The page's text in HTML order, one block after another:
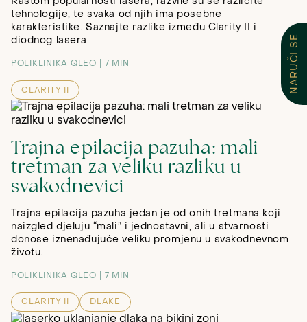
tehnologije, te svaka od njih ima posebne
karakteristike. Saznajte razlike između Clarity II i
diodnog lasera.
POLIKLINIKA QLEO 7 MIN
CLARITY II
Trajna epilacija pazuha: mali
tretman za veliku razliku u
svakodnevici
Trajna epilacija pazuha jedan je od onih tretmana koji
naizgled djeluju “mali” i jednostavni, ali u stvarnosti
donose iznenađujuće veliku promjenu u svakodnevnom
životu.
POLIKLINIKA QLEO 7 MIN
CLARITY II DLAKE
NARUČI SE